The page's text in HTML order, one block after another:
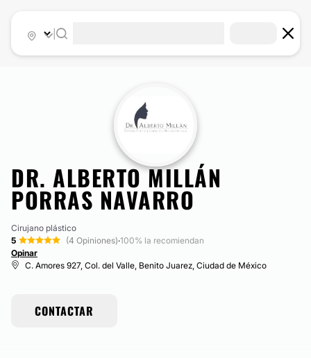
DR. ALBERTO MILLÁN
PORRAS NAVARRO
Cirujano plástico
5
(4 Opiniones)·100% la recomiendan
Opinar
C. Amores 927, Col. del Valle, Benito Juarez, Ciudad de México
CONTACTAR